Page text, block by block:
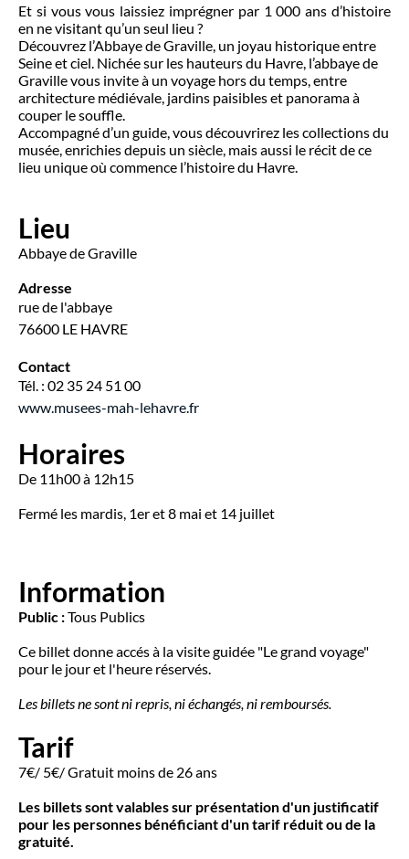
Et si vous vous laissiez imprégner par 1 000 ans d’histoire
en ne visitant qu’un seul lieu ?
Découvrez l’Abbaye de Graville, un joyau historique entre
Seine et ciel. Nichée sur les hauteurs du Havre, l’abbaye de
Graville vous invite à un voyage hors du temps, entre
architecture médiévale, jardins paisibles et panorama à
couper le souffle.
Accompagné d’un guide, vous découvrirez les collections du
musée, enrichies depuis un siècle, mais aussi le récit de ce
lieu unique où commence l’histoire du Havre.
Lieu
Abbaye de Graville
Adresse
rue de l'abbaye
76600 LE HAVRE
Contact
Tél. : 02 35 24 51 00
www.musees-mah-lehavre.fr
Horaires
De 11h00 à 12h15
Fermé les mardis, 1er et 8 mai et 14 juillet
Information
Public :Tous Publics
Ce billet donne accés à la visite guidée "Le grand voyage"
pour le jour et l'heure réservés.
Les billets ne sont ni repris, ni échangés, ni remboursés.
Tarif
7€/ 5€/ Gratuit moins de 26 ans
Les billets sont valables sur présentation d'un justificatif
pour les personnes bénéficiant d'un tarif réduit ou de la
gratuité.